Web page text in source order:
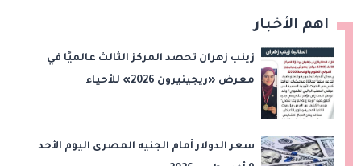
اهم الأخبار
زينب زهران تحصد المركز الثالث عالميًا في
معرض «ريجينيرون 2026» للأحياء
سعر الدولار أمام الجنيه المصرى اليوم الأحد